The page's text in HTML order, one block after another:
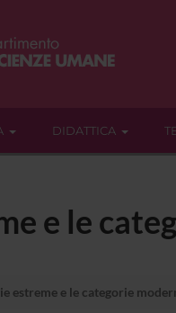
DIDATTICA
e le
estreme e le categorie